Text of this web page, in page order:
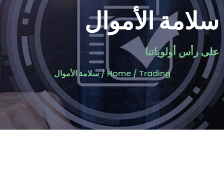
سلامة الأموال
على رأس أولوياتنا
Home/ Trading
/سلامة الأموال